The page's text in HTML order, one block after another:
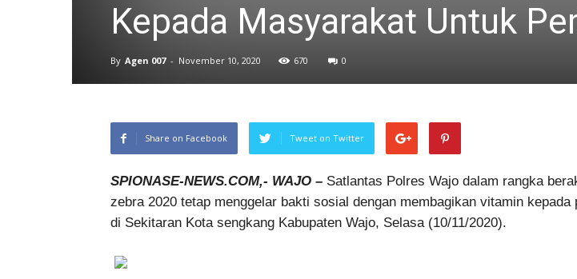
Kepada Masyarakat Untuk
By Agen 007 - November 10, 2020 670 0
Share on Facebook Tweet on Twitter
SPIONASE-NEWS.COM,- WAJO – Satlantas Polres Wajo dalam rangka
zebra 2020 tetap menggelar bakti sosial dengan membagikan vitamin kepada
di Sekitaran Kota sengkang Kabupaten Wajo, Selasa (10/11/2020).